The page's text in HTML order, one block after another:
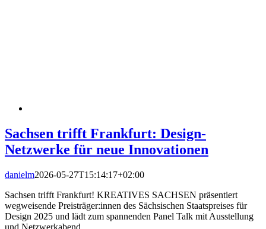
Sachsen trifft Frankfurt: Design-
Netzwerke für neue Innovationen
danielm2026-05-27T15:14:17+02:00
Sachsen trifft Frankfurt! KREATIVES SACHSEN präsentiert
wegweisende Preisträger:innen des Sächsischen Staatspreises für
Design 2025 und lädt zum spannenden Panel Talk mit Ausstellung
und Netzwerkabend.